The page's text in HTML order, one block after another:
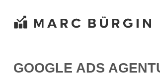
Inhalt
springen
GOOGLE ADS